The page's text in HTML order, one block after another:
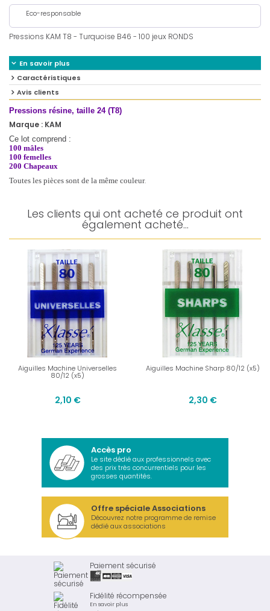
Eco-responsable
Pressions KAM T8 - Turquoise B46 - 100 jeux RONDS
En savoir plus
Caractéristiques
Avis clients
Pressions résine, taille 24 (T8)
Marque : KAM
Ce lot comprend :
100 mâles
100 femelles
200 Chapeaux
Toutes les pièces sont de la même couleur.
Les clients qui ont acheté ce produit ont
également acheté...
Aiguilles Machine Universelles
80/12 (x5)
2,10 €
Aiguilles Machine Sharp 80/12 (x5)
2,30 €
Accès pro
Le site dédié aux professionnels avec
des prix très concurrentiels pour les
grosses quantités.
Offre spéciale Associations
Découvrez notre programme de remise
dédié aux associations
Paiement sécurisé
Fidélité récompensée
En savoir plus